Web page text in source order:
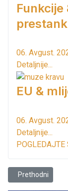
Funkcije
06. Avgust.
Detaljnije...
EU &
06. Avgust.
Detaljnije...
Prethodni
Prethodni